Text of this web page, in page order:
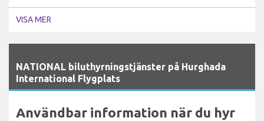
VISA MER
NATIONAL biluthyrningstjänster på Hurghada
International Flygplats
Användbar information när du hyr